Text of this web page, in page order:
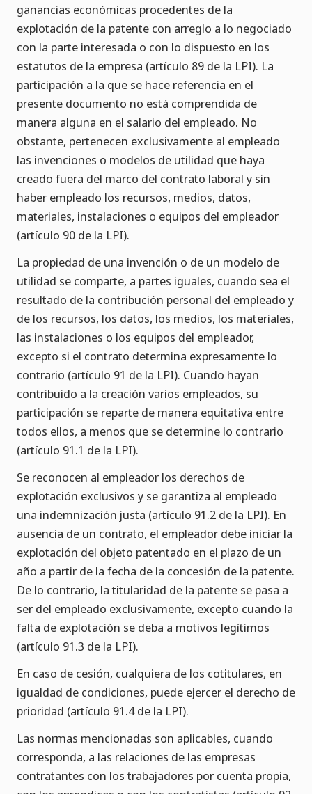
ganancias económicas procedentes de la
explotación de la patente con arreglo a lo negociado
con la parte interesada o con lo dispuesto en los
estatutos de la empresa (artículo 89 de la LPI). La
participación a la que se hace referencia en el
presente documento no está comprendida de
manera alguna en el salario del empleado. No
obstante, pertenecen exclusivamente al empleado
las invenciones o modelos de utilidad que haya
creado fuera del marco del contrato laboral y sin
haber empleado los recursos, medios, datos,
materiales, instalaciones o equipos del empleador
(artículo 90 de la LPI).
La propiedad de una invención o de un modelo de
utilidad se comparte, a partes iguales, cuando sea el
resultado de la contribución personal del empleado y
de los recursos, los datos, los medios, los materiales,
las instalaciones o los equipos del empleador,
excepto si el contrato determina expresamente lo
contrario (artículo 91 de la LPI). Cuando hayan
contribuido a la creación varios empleados, su
participación se reparte de manera equitativa entre
todos ellos, a menos que se determine lo contrario
(artículo 91.1 de la LPI).
Se reconocen al empleador los derechos de
explotación exclusivos y se garantiza al empleado
una indemnización justa (artículo 91.2 de la LPI). En
ausencia de un contrato, el empleador debe iniciar la
explotación del objeto patentado en el plazo de un
año a partir de la fecha de la concesión de la patente.
De lo contrario, la titularidad de la patente se pasa a
ser del empleado exclusivamente, excepto cuando la
falta de explotación se deba a motivos legítimos
(artículo 91.3 de la LPI).
En caso de cesión, cualquiera de los cotitulares, en
igualdad de condiciones, puede ejercer el derecho de
prioridad (artículo 91.4 de la LPI).
Las normas mencionadas son aplicables, cuando
corresponda, a las relaciones de las empresas
contratantes con los trabajadores por cuenta propia,